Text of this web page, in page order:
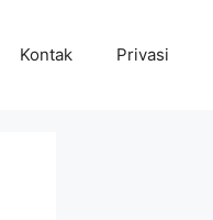
Kontak Privasi